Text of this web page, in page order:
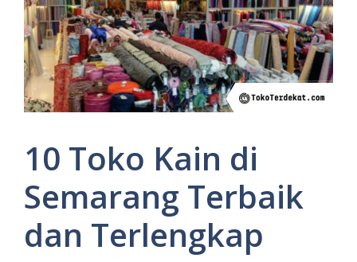
10 Toko Kain di
Semarang Terbaik
dan Terlengkap